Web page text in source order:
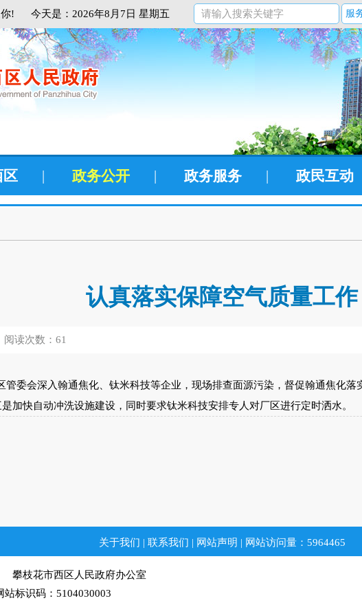
! 今天是：2026年8月7日 星期五 服
区 | 政务公开 | 政务服务 | 政民互动
认真落实保障空气质量工作
阅读次数： 61
管委会深入翰通焦化、钛米科技等企业，现场排查面源污染，督促翰通焦化
加快自动冲洗设施建设，同时要求钛米科技安排专人对厂区进行定时洒水。
关于我们 | 联系我们 | 网站声明 | 网站访问量： 5964465
枝花市西区人民政府办公室
标识码：5104030003